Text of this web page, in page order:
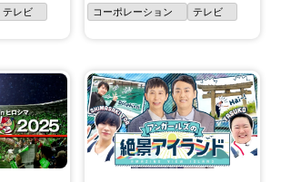
テレビ コーポレーション テレビ